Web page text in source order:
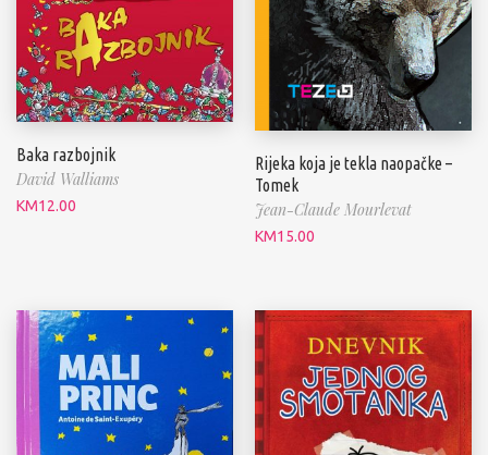
Baka razbojnik
David Walliams
KM12.00
Rijeka koja je tekla naopačke –
Tomek
Jean-Claude Mourlevat
KM15.00